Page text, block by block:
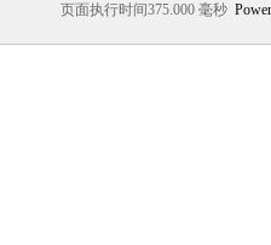
页面执行时间375.000 毫秒